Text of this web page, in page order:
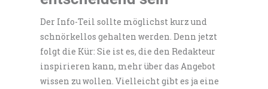
Der Info-Teil sollte möglichst kurz und
schnörkellos gehalten werden. Denn jetzt
folgt die Kür: Sie ist es, die den Redakteur
inspirieren kann, mehr über das Angebot
wissen zu wollen. Vielleicht gibt es ja eine